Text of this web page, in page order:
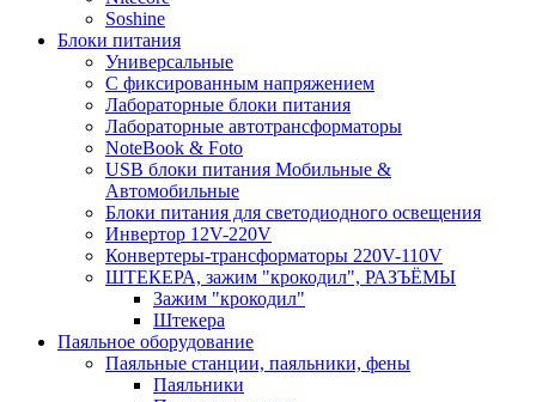
Soshine
Блоки питания
Универсальные
C фиксированным напряжением
Лабораторные блоки питания
Лабораторные автотрансформаторы
NoteBook & Foto
USB блоки питания Мобильные &
Автомобильные
Блоки питания для светодиодного освещения
Инвертор 12V-220V
Конвертеры-трансформаторы 220V-110V
ШТЕКЕРА, зажим "крокодил", РАЗЪЁМЫ
Зажим "крокодил"
Штекера
Паяльное оборудование
Паяльные станции, паяльники, фены
Паяльники